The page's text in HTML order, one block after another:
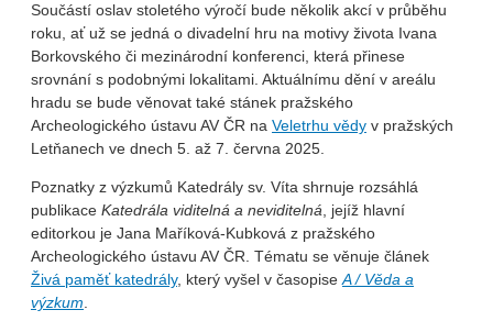
Součástí oslav stoletého výročí bude několik akcí v průběhu
roku, ať už se jedná o divadelní hru na motivy života Ivana
Borkovského či mezinárodní konferenci, která přinese
srovnání s podobnými lokalitami. Aktuálnímu dění v areálu
hradu se bude věnovat také stánek pražského
Archeologického ústavu AV ČR na Veletrhu vědy v pražských
Letňanech ve dnech 5. až 7. června 2025.
Poznatky z výzkumů Katedrály sv. Víta shrnuje rozsáhlá
publikace Katedrála viditelná a neviditelná, jejíž hlavní
editorkou je Jana Maříková-Kubková z pražského
Archeologického ústavu AV ČR. Tématu se věnuje článek
Živá paměť katedrály, který vyšel v časopiseA / Věda a
výzkum.